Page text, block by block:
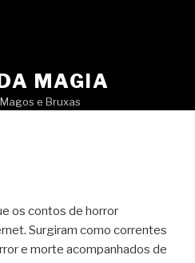
MAGIA
e Bruxas
os contos de horror
Surgiram como correntes
e morte acompanhados de